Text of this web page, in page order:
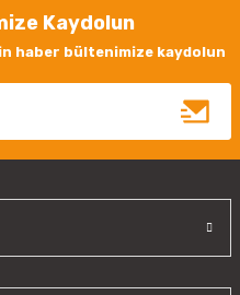
Kaydolun
haber bültenimize kaydolun